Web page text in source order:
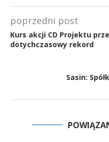
poprzedni post
Kurs akcji CD Projektu
dotychczasowy rekord
Sasin: